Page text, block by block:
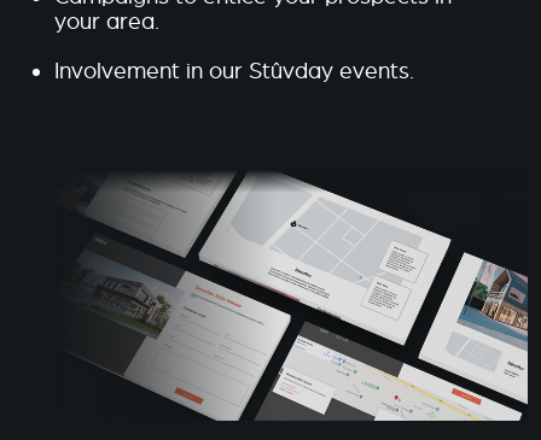
your area.
Involvement in our Stûvday events.